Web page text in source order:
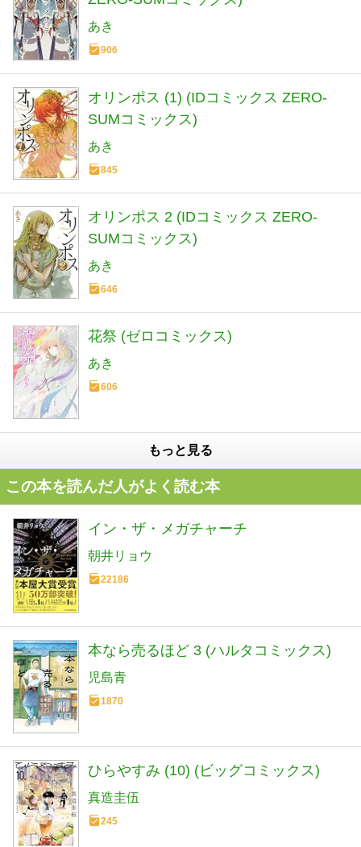
あき
906
オリンポス (1) (IDコミックス ZERO-
SUMコミックス)
あき
845
オリンポス 2 (IDコミックス ZERO-
SUMコミックス)
あき
646
花祭 (ゼロコミックス)
あき
606
もっと見る
この本を読んだ人がよく読む本
イン・ザ・メガチャーチ
朝井リョウ
22186
本なら売るほど 3 (ハルタコミックス)
児島青
1870
ひらやすみ (10) (ビッグコミックス)
真造圭伍
245